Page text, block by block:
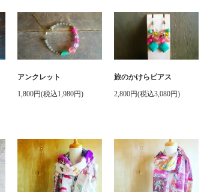
アンクレット
1,800円(税込1,980円)
旅のかけらピアス
2,800円(税込3,080円)